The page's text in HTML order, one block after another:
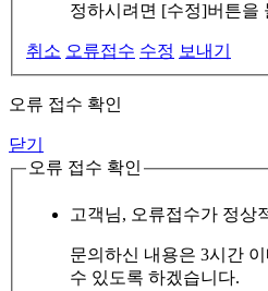
정하시려면 [수정]버튼을
취소 오류접수 수정 보내기
오류 접수 확인
닫기
오류 접수 확인
고객님, 오류접수가 정상
문의하신 내용은 3시간
수 있도록 하겠습니다.